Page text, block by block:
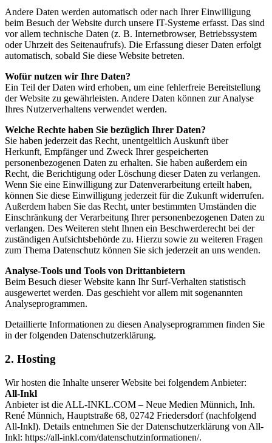
Andere Daten werden automatisch oder nach Ihrer Einwilligung
beim Besuch der Website durch unsere IT-Systeme erfasst. Das sind
vor allem technische Daten (z. B. Internetbrowser, Betriebssystem
oder Uhrzeit des Seitenaufrufs). Die Erfassung dieser Daten erfolgt
automatisch, sobald Sie diese Website betreten.
Wofür nutzen wir Ihre Daten?
Ein Teil der Daten wird erhoben, um eine fehlerfreie Bereitstellung
der Website zu gewährleisten. Andere Daten können zur Analyse
Ihres Nutzerverhaltens verwendet werden.
Welche Rechte haben Sie bezüglich Ihrer Daten?
Sie haben jederzeit das Recht, unentgeltlich Auskunft über
Herkunft, Empfänger und Zweck Ihrer gespeicherten
personenbezogenen Daten zu erhalten. Sie haben außerdem ein
Recht, die Berichtigung oder Löschung dieser Daten zu verlangen.
Wenn Sie eine Einwilligung zur Datenverarbeitung erteilt haben,
können Sie diese Einwilligung jederzeit für die Zukunft widerrufen.
Außerdem haben Sie das Recht, unter bestimmten Umständen die
Einschränkung der Verarbeitung Ihrer personenbezogenen Daten zu
verlangen. Des Weiteren steht Ihnen ein Beschwerderecht bei der
zuständigen Aufsichtsbehörde zu. Hierzu sowie zu weiteren Fragen
zum Thema Datenschutz können Sie sich jederzeit an uns wenden.
Analyse-Tools und Tools von Drittanbietern
Beim Besuch dieser Website kann Ihr Surf-Verhalten statistisch
ausgewertet werden. Das geschieht vor allem mit sogenannten
Analyseprogrammen.
Detaillierte Informationen zu diesen Analyseprogrammen finden Sie
in der folgenden Datenschutzerklärung.
2. Hosting
Wir hosten die Inhalte unserer Website bei folgendem Anbieter:
All-Inkl
Anbieter ist die ALL-INKL.COM – Neue Medien Münnich, Inh.
René Münnich, Hauptstraße 68, 02742 Friedersdorf (nachfolgend
All-Inkl). Details entnehmen Sie der Datenschutzerklärung von All-
Inkl: https://all-inkl.com/datenschutzinformationen/.